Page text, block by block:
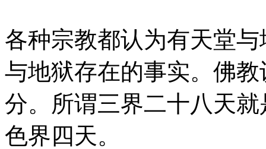
各种宗教都认为有天堂
与地狱存在的事实。佛
分。所谓三界二十八天
色界四天。